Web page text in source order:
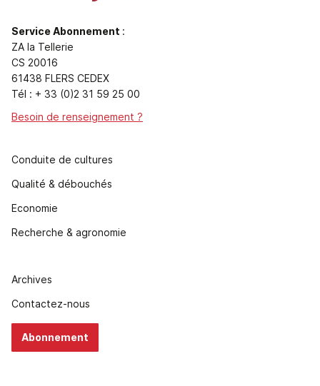
Service Abonnement :
ZA la Tellerie
CS 20016
61438 FLERS CEDEX
Tél : + 33 (0)2 31 59 25 00
Besoin de renseignement ?
Conduite de cultures
Qualité & débouchés
Economie
Recherche & agronomie
Archives
Contactez-nous
Abonnement